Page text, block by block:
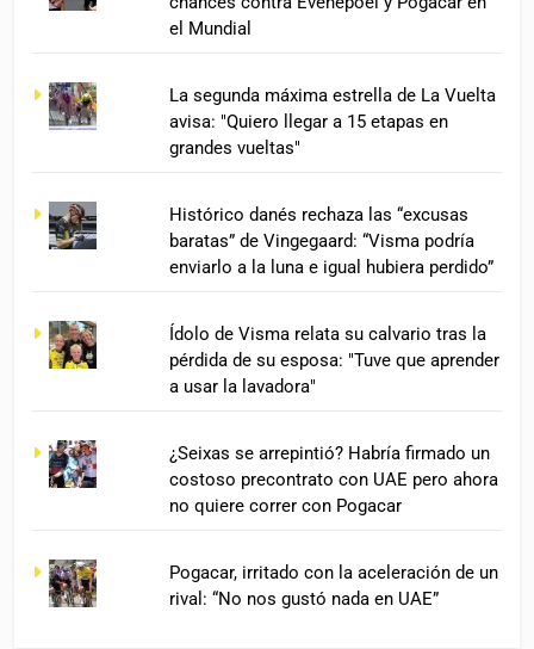
el Mundial
La segunda máxima estrella de La Vuelta
avisa: "Quiero llegar a 15 etapas en
grandes vueltas"
Histórico danés rechaza las “excusas
baratas” de Vingegaard: “Visma podría
enviarlo a la luna e igual hubiera perdido”
Ídolo de Visma relata su calvario tras la
pérdida de su esposa: "Tuve que aprender
a usar la lavadora"
¿Seixas se arrepintió? Habría firmado un
costoso precontrato con UAE pero ahora
no quiere correr con Pogacar
Pogacar, irritado con la aceleración de un
rival: “No nos gustó nada en UAE”